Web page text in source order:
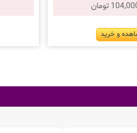
تومان
و خرید